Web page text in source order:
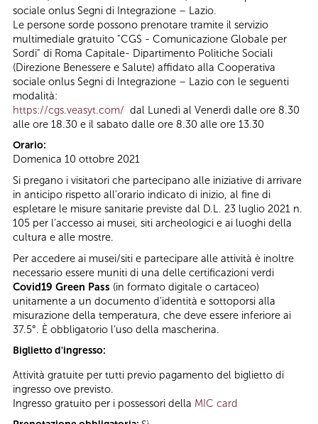
sociale onlus Segni di Integrazione – Lazio.
Le persone sorde possono prenotare tramite il servizio
multimediale gratuito "CGS - Comunicazione Globale per
Sordi" di Roma Capitale- Dipartimento Politiche Sociali
(Direzione Benessere e Salute) affidato alla Cooperativa
sociale onlus Segni di Integrazione – Lazio con le seguenti
modalità:
https://cgs.veasyt.com/ dal Lunedì al Venerdì dalle ore 8.30
alle ore 18.30 e il sabato dalle ore 8.30 alle ore 13.30
Orario:
Domenica 10 ottobre 2021
Si pregano i visitatori che partecipano alle iniziative di arrivare
in anticipo rispetto all’orario indicato di inizio, al fine di
espletare le misure sanitarie previste dal D.L. 23 luglio 2021 n.
105 per l’accesso ai musei, siti archeologici e ai luoghi della
cultura e alle mostre.
Per accedere ai musei/siti e partecipare alle attività è inoltre
necessario essere muniti di una delle certificazioni verdi
Covid19 Green Pass (in formato digitale o cartaceo)
unitamente a un documento d’identità e sottoporsi alla
misurazione della temperatura, che deve essere inferiore ai
37.5°. È obbligatorio l’uso della mascherina.
Biglietto d'ingresso:
Attività gratuite per tutti previo pagamento del biglietto di
ingresso ove previsto.
Ingresso gratuito per i possessori della MIC card